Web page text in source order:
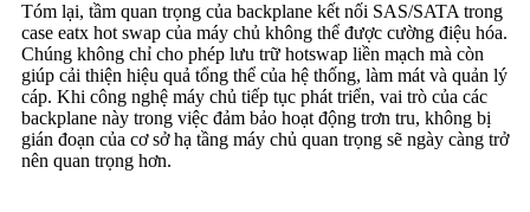
Tóm lại, tầm quan trọng của backplane kết nối SAS/SATA trong
case eatx hot swap của máy chủ không thể được cường điệu hóa.
Chúng không chỉ cho phép lưu trữ hotswap liền mạch mà còn
giúp cải thiện hiệu quả tổng thể của hệ thống, làm mát và quản lý
cáp. Khi công nghệ máy chủ tiếp tục phát triển, vai trò của các
backplane này trong việc đảm bảo hoạt động trơn tru, không bị
gián đoạn của cơ sở hạ tầng máy chủ quan trọng sẽ ngày càng trở
nên quan trọng hơn.